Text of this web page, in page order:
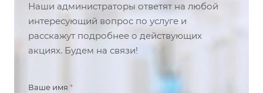
Наши администраторы ответят на любой
интересующий вопрос по услуге и
расскажут подробнее о действующих
акциях. Будем на связи!
Ваше имя *